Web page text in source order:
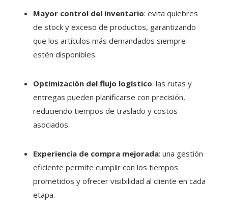
Mayor control del inventario: evita quiebres
de stock y exceso de productos, garantizando
que los artículos más demandados siempre
estén disponibles.
Optimización del flujo logístico: las rutas y
entregas pueden planificarse con precisión,
reduciendo tiempos de traslado y costos
asociados.
Experiencia de compra mejorada: una gestión
eficiente permite cumplir con los tiempos
prometidos y ofrecer visibilidad al cliente en cada
etapa.